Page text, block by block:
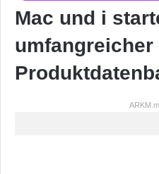
Mac und i
umfangreicher